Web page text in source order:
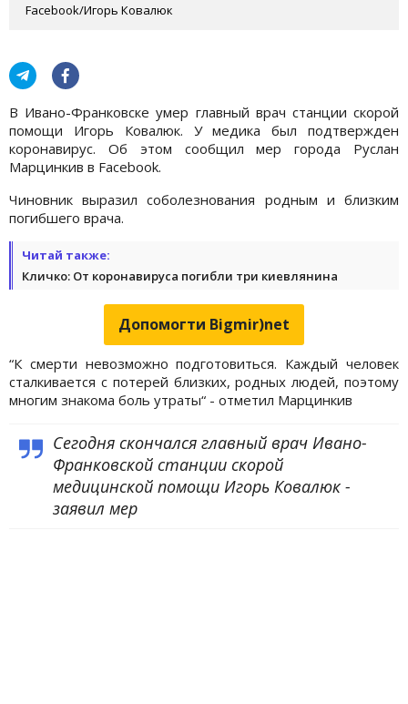
Facebook/Игорь Ковалюк
В Ивано-Франковске умер главный врач станции скорой
помощи Игорь Ковалюк. У медика был подтвержден
коронавирус. Об этом сообщил мер города Руслан
Марцинкив в Facebook.
Чиновник выразил соболезнования родным и близким
погибшего врача.
Читай также:
Кличко: От коронавируса погибли три киевлянина
Допомогти Bigmir)net
“К смерти невозможно подготовиться. Каждый человек
сталкивается с потерей близких, родных людей, поэтому
многим знакома боль утраты“ - отметил Марцинкив
Сегодня скончался главный врач Ивано-
Франковской станции скорой
медицинской помощи Игорь Ковалюк -
заявил мер